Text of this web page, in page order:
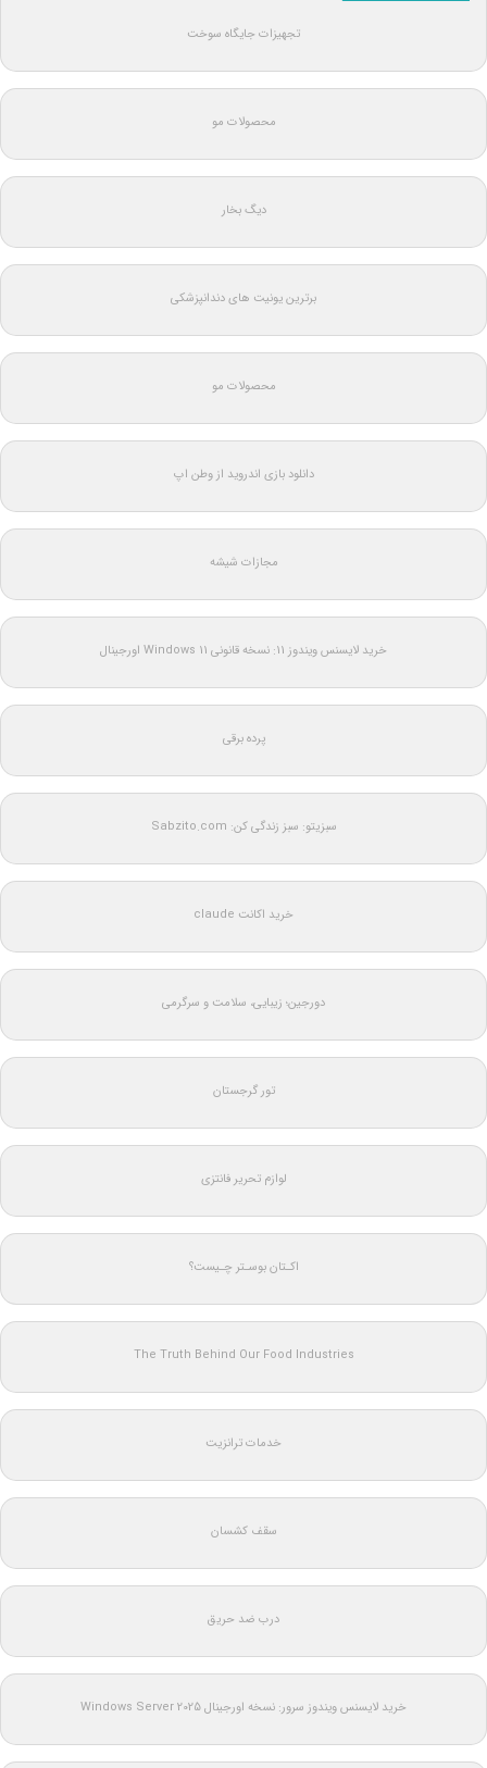
تجهیزات جایگاه سوخت
محصولات مو
دیگ بخار
برترین یونیت های دندانپزشکی
محصولات مو
دانلود بازی اندروید از وطن اپ
مجازات شیشه
خرید لایسنس ویندوز 11: نسخه قانونی Windows 11 اورجینال
پرده برقی
سبزیتو: سبز زندگی کن: Sabzito.com
خرید اکانت claude
دورجین؛ زیبایی، سلامت و سرگرمی
تور گرجستان
لوازم تحریر فانتزی
اکـتان بوسـتر چـیست؟
The Truth Behind Our Food Industries
خدمات ترانزیت
سقف کشسان
درب ضد حریق
خرید لایسنس ویندوز سرور: نسخه اورجینال Windows Server 2025